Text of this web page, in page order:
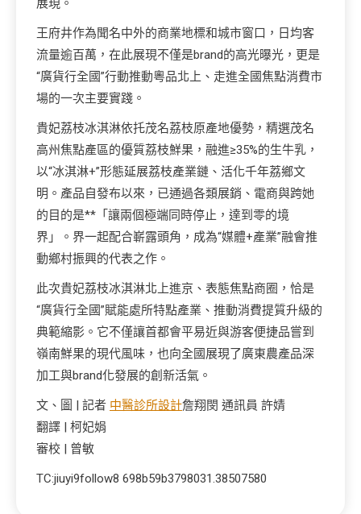
展現。
王府井作為聞名中外的商業地標和城市窗口，日均客
流量逾百萬，在此展現不僅是brand的高光曝光，更是
“廣貨行全國”行動推動粵品北上、走進全國焦點消費市
場的一次主要實踐。
貴妃荔枝冰淇淋依托茂名荔枝原產地優勢，精選茂名
高州焦點產區的優質荔枝鮮果，融進≥35%的生牛乳，
以“冰淇淋+”形態延展荔枝產業鏈、活化千年荔鄉文
明。產品自發布以來，已通過各類展銷、電商與跨她
的目的是**「讓兩個極端同時停止，達到零的境
界」。界一起配合嶄露頭角，成為“媒體+產業”融會推
動鄉村振興的代表之作。
此次貴妃荔枝冰淇淋北上進京、表態焦點商圈，恰是
“廣貨行全國”賦能處所特點產業、推動消費提質升級的
典範縮影。它不僅讓首都會平易近與游客便捷品嘗到
嶺南鮮果的現代風味，也向全國展現了廣東農產品深
加工與brand化發展的創新活氣。
文、圖 | 記者 中醫診所設計詹翔閔 通訊員 許婧
翻譯 | 柯妃娟
審校 | 曾敏
TC:jiuyi9follow8 698b59b3798031.38507580